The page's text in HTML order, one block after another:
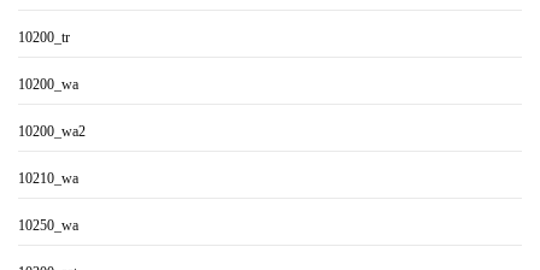
10200_tr
10200_wa
10200_wa2
10210_wa
10250_wa